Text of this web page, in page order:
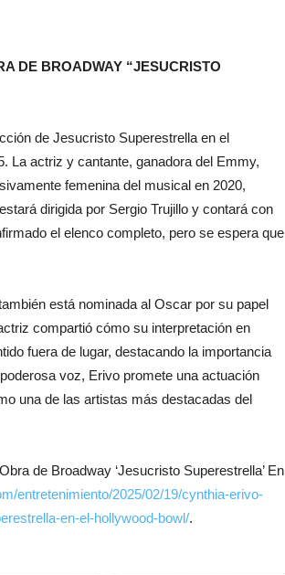
DE BROADWAY “JESUCRISTO
de Jesucristo Superestrella en el
La actriz y cantante, ganadora del Emmy,
femenina del musical en 2020,
dirigida por Sergio Trujillo y contará con
el elenco completo, pero se espera que
está nominada al Oscar por su papel
compartió cómo su interpretación en
fuera de lugar, destacando la importancia
voz, Erivo promete una actuación
una de las artistas más destacadas del
de Broadway ‘Jesucristo Superestrella’ En
entretenimiento/2025/02/19/cynthia-erivo-
en-el-hollywood-bowl/.